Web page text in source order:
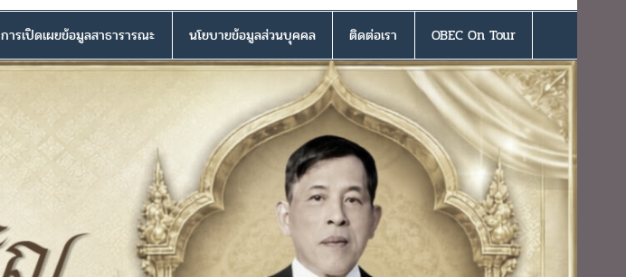
การเปิดเผยข้อมูลสาธารารณะ นโยบายข้อมูลส่วนบุคคล ติดต่อเรา OBEC On Tour